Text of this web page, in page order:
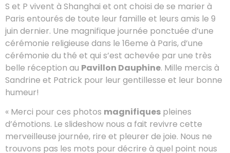
S et P vivent à Shanghai et ont choisi de se marier à
Paris entourés de toute leur famille et leurs amis le 9
juin dernier. Une magnifique journée ponctuée d’une
cérémonie religieuse dans le 16eme à Paris, d’une
cérémonie du thé et qui s’est achevée par une très
belle réception au Pavillon Dauphine. Mille mercis à
Sandrine et Patrick pour leur gentillesse et leur bonne
humeur!
« Merci pour ces photos magnifiques pleines
d’émotions. Le slideshow nous a fait revivre cette
merveilleuse journée, rire et pleurer de joie. Nous ne
trouvons pas les mots pour décrire à quel point nous